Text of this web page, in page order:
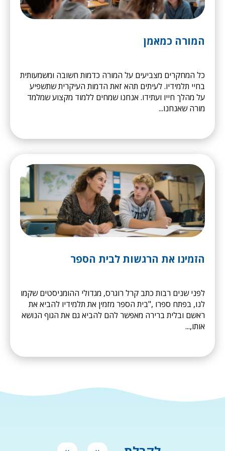
המורה כמאמן
כל המחקרים מצביעים על המורה כדמות חשובה ומשמעותית
בחיי תלמידיו. לעיתים תהא זאת הדמות העיקרית שתשפיע
על מהלך חייו ועתידו. אנחנו שמחים ללמוד מקצוע שמלמד
מורה שאנחנו...
הזמינו את הרגשות לבית הספר
לפני שנים רבות כתב קרל רוגרס, מגדולי ההומניסטים שקמו
לנו, בפתח ספרו ,"בית הספר מזמין את תלמידיו להביא את
ראשם ובלית ברירה מאפשר להם להביא גם את הגוף הנושא
אותו,...
שם
שם